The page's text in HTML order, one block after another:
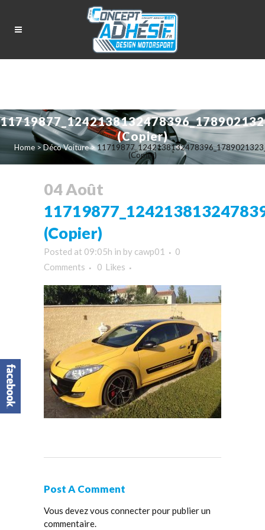
(Copier)
Home>Déco Voiture>
(Copier)
04 Août
(Copier)
Posted at 09:05h in by cawp01
0
Comments
0 Likes
Post A Comment
Vous devezvous connecterpour publier un
commentaire.